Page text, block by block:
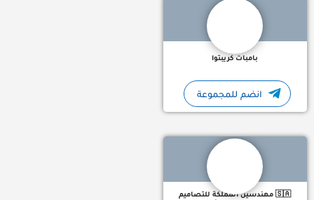
بامبات كريبتوا
انضم للمجموعة
🇸🇦 مهندسين المملكة للتصاميم